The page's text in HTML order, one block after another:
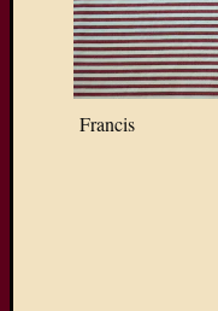
Francis